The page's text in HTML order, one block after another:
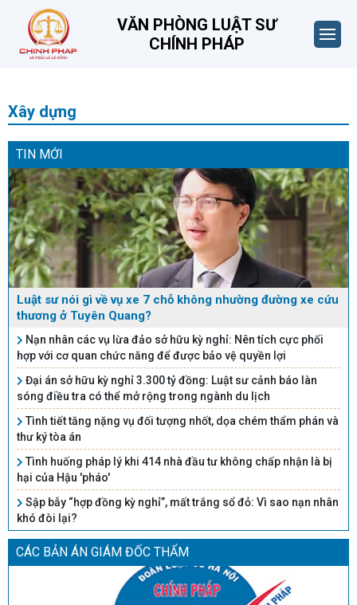
VĂN PHÒNG LUẬT SƯ
CHÍNH PHÁP
Xây dựng
TIN MỚI
Luật sư nói gì về vụ xe 7 chỗ không nhường đường xe cứu
thương ở Tuyên Quang?
Nạn nhân các vụ lừa đảo sở hữu kỳ nghỉ: Nên tích cực phối
hợp với cơ quan chức năng để được bảo vệ quyền lợi
Đại án sở hữu kỳ nghỉ 3.300 tỷ đồng: Luật sư cảnh báo làn
sóng điều tra có thể mở rộng trong ngành du lịch
Tình tiết tăng nặng vụ đối tượng nhốt, dọa chém thẩm phán và
thư ký tòa án
Tình huống pháp lý khi 414 nhà đầu tư không chấp nhận là bị
hại của Hậu 'pháo'
Sập bẫy “hợp đồng kỳ nghỉ”, mất trắng sổ đỏ: Vì sao nạn nhân
khó đòi lại?
CÁC BẢN ÁN GIÁM ĐỐC THẨM